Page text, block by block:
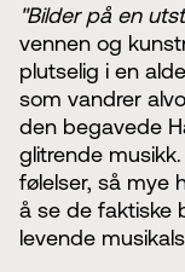
"Bilder på en
vennen og
plutselig i en
som vandrer
den begavede
glitrende
følelser, så mye
å se de faktiske
levende